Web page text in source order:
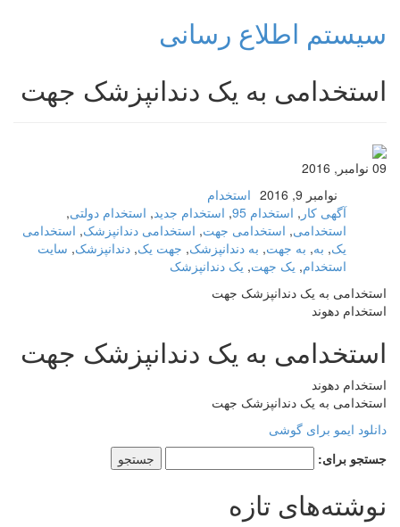
سیستم اطلاع رسانی
استخدامی به یک دندانپزشک جهت
09 نوامبر, 2016
نوامبر 9, 2016
استخدام
آگهی کار , استخدام 95 , استخدام جدید, استخدام دولتی,
استخدامی, استخدامی جهت, استخدامی دندانپزشک, استخدامی
یک, به, به جهت, به دندانپزشک, جهت یک, دندانپزشک, سایت
استخدام, یک جهت, یک دندانپزشک
استخدامی به یک دندانپزشک جهت
استخدام دهوند
استخدامی به یک دندانپزشک جهت
استخدام دهوند
استخدامی به یک دندانپزشک جهت
دانلود ایمو برای گوشی
جستجو برای:
نوشته‌های تازه